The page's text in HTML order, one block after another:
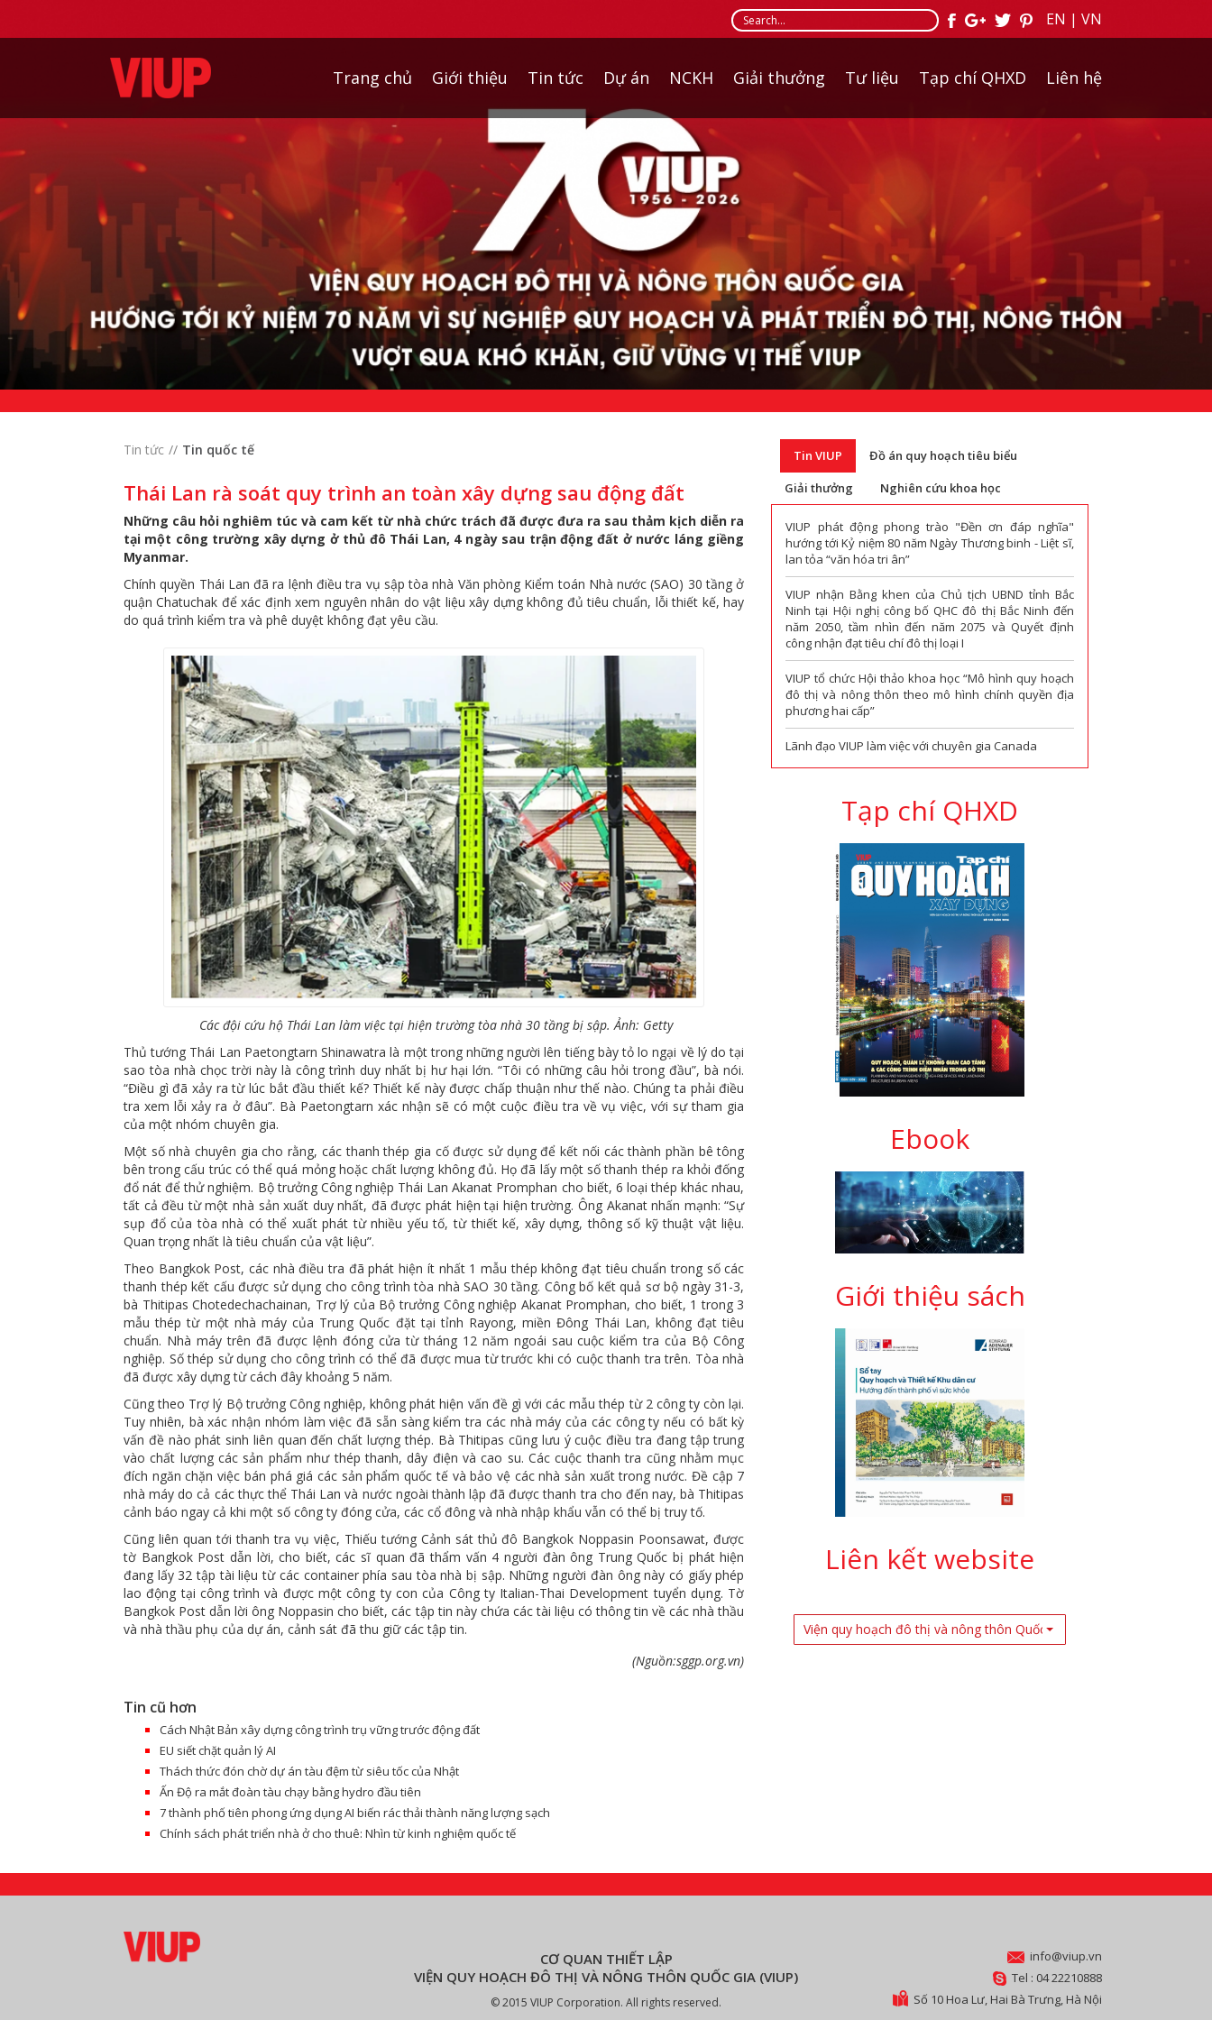
EN | VN
Trang chủ Giới thiệu Tin tức Dự án NCKH Giải thưởng Tư liệu Tạp chí QHXD Liên hệ
Tin tức Tin quốc tế
Thái Lan rà soát quy trình an toàn xây dựng sau động đất
Những câu hỏi nghiêm túc và cam kết từ nhà chức trách đã được đưa ra sau thảm kịch diễn ra
tại một công trường xây dựng ở thủ đô Thái Lan, 4 ngày sau trận động đất ở nước láng giềng
Myanmar.
Chính quyền Thái Lan đã ra lệnh điều tra vụ sập tòa nhà Văn phòng Kiểm toán Nhà nước (SAO) 30 tầng ở
quận Chatuchak để xác định xem nguyên nhân do vật liệu xây dựng không đủ tiêu chuẩn, lỗi thiết kế, hay
do quá trình kiểm tra và phê duyệt không đạt yêu cầu.
Các đội cứu hộ Thái Lan làm việc tại hiện trường tòa nhà 30 tầng bị sập. Ảnh: Getty
Thủ tướng Thái Lan Paetongtarn Shinawatra là một trong những người lên tiếng bày tỏ lo ngại về lý do tại
sao tòa nhà chọc trời này là công trình duy nhất bị hư hại lớn. “Tôi có những câu hỏi trong đầu”, bà nói.
“Điều gì đã xảy ra từ lúc bắt đầu thiết kế? Thiết kế này được chấp thuận như thế nào. Chúng ta phải điều
tra xem lỗi xảy ra ở đâu”. Bà Paetongtarn xác nhận sẽ có một cuộc điều tra về vụ việc, với sự tham gia
của một nhóm chuyên gia.
Một số nhà chuyên gia cho rằng, các thanh thép gia cố được sử dụng để kết nối các thành phần bê tông
bên trong cấu trúc có thể quá mỏng hoặc chất lượng không đủ. Họ đã lấy một số thanh thép ra khỏi đống
đổ nát để thử nghiệm. Bộ trưởng Công nghiệp Thái Lan Akanat Promphan cho biết, 6 loại thép khác nhau,
tất cả đều từ một nhà sản xuất duy nhất, đã được phát hiện tại hiện trường. Ông Akanat nhấn mạnh: “Sự
sụp đổ của tòa nhà có thể xuất phát từ nhiều yếu tố, từ thiết kế, xây dựng, thông số kỹ thuật vật liệu.
Quan trọng nhất là tiêu chuẩn của vật liệu”.
Theo Bangkok Post, các nhà điều tra đã phát hiện ít nhất 1 mẫu thép không đạt tiêu chuẩn trong số các
thanh thép kết cấu được sử dụng cho công trình tòa nhà SAO 30 tầng. Công bố kết quả sơ bộ ngày 31-3,
bà Thitipas Chotedechachainan, Trợ lý của Bộ trưởng Công nghiệp Akanat Promphan, cho biết, 1 trong 3
mẫu thép từ một nhà máy của Trung Quốc đặt tại tỉnh Rayong, miền Đông Thái Lan, không đạt tiêu
chuẩn. Nhà máy trên đã được lệnh đóng cửa từ tháng 12 năm ngoái sau cuộc kiểm tra của Bộ Công
nghiệp. Số thép sử dụng cho công trình có thể đã được mua từ trước khi có cuộc thanh tra trên. Tòa nhà
đã được xây dựng từ cách đây khoảng 5 năm.
Cũng theo Trợ lý Bộ trưởng Công nghiệp, không phát hiện vấn đề gì với các mẫu thép từ 2 công ty còn lại.
Tuy nhiên, bà xác nhận nhóm làm việc đã sẵn sàng kiểm tra các nhà máy của các công ty nếu có bất kỳ
vấn đề nào phát sinh liên quan đến chất lượng thép. Bà Thitipas cũng lưu ý cuộc điều tra đang tập trung
vào chất lượng các sản phẩm như thép thanh, dây điện và cao su. Các cuộc thanh tra cũng nhằm mục
đích ngăn chặn việc bán phá giá các sản phẩm quốc tế và bảo vệ các nhà sản xuất trong nước. Đề cập 7
nhà máy do cả các thực thể Thái Lan và nước ngoài thành lập đã được thanh tra cho đến nay, bà Thitipas
cảnh báo ngay cả khi một số công ty đóng cửa, các cổ đông và nhà nhập khẩu vẫn có thể bị truy tố.
Cũng liên quan tới thanh tra vụ việc, Thiếu tướng Cảnh sát thủ đô Bangkok Noppasin Poonsawat, được
tờ Bangkok Post dẫn lời, cho biết, các sĩ quan đã thẩm vấn 4 người đàn ông Trung Quốc bị phát hiện
đang lấy 32 tập tài liệu từ các container phía sau tòa nhà bị sập. Những người đàn ông này có giấy phép
lao động tại công trình và được một công ty con của Công ty Italian-Thai Development tuyển dụng. Tờ
Bangkok Post dẫn lời ông Noppasin cho biết, các tập tin này chứa các tài liệu có thông tin về các nhà thầu
và nhà thầu phụ của dự án, cảnh sát đã thu giữ các tập tin.
(Nguồn:sggp.org.vn)
Tin cũ hơn
Cách Nhật Bản xây dựng công trình trụ vững trước động đất
EU siết chặt quản lý AI
Thách thức đón chờ dự án tàu đệm từ siêu tốc của Nhật
Ấn Độ ra mắt đoàn tàu chạy bằng hydro đầu tiên
7 thành phố tiên phong ứng dụng AI biến rác thải thành năng lượng sạch
Chính sách phát triển nhà ở cho thuê: Nhìn từ kinh nghiệm quốc tế
Tin VIUP
Đồ án quy hoạch tiêu biểu
Giải thưởng
Nghiên cứu khoa học
VIUP phát động phong trào "Đền ơn đáp nghĩa"
hướng tới Kỷ niệm 80 năm Ngày Thương binh - Liệt sĩ,
lan tỏa “văn hóa tri ân”
VIUP nhận Bằng khen của Chủ tịch UBND tỉnh Bắc
Ninh tại Hội nghị công bố QHC đô thị Bắc Ninh đến
năm 2050, tầm nhìn đến năm 2075 và Quyết định
công nhận đạt tiêu chí đô thị loại I
VIUP tổ chức Hội thảo khoa học “Mô hình quy hoạch
đô thị và nông thôn theo mô hình chính quyền địa
phương hai cấp”
Lãnh đạo VIUP làm việc với chuyên gia Canada
Tạp chí QHXD
Ebook
Giới thiệu sách
Liên kết website
Viện quy hoạch đô thị và nông thôn Quốc Gia
info@viup.vn
Tel : 04 22210888
Số 10 Hoa Lư, Hai Bà Trưng, Hà Nội
CƠ QUAN THIẾT LẬP
VIỆN QUY HOẠCH ĐÔ THỊ VÀ NÔNG THÔN QUỐC GIA (VIUP)
© 2015 VIUP Corporation. All rights reserved.